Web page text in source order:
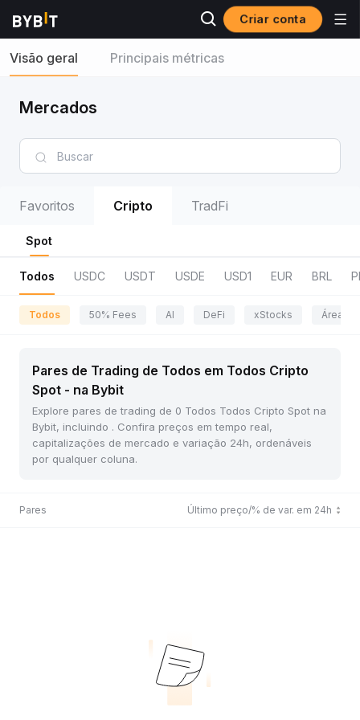
Criar conta
Visão geral Principais métricas
Mercados
Favoritos Cripto TradFi
Spot
Todos USDC USDT USDE USD1 EUR BRL
Todos 50% Fees AI DeFi xStocks Área da
Pares de Trading de Todos em Todos Cripto
Spot - na Bybit
Explore pares de trading de 0 Todos Todos Cripto Spot na
Bybit, incluindo . Confira preços em tempo real,
capitalizações de mercado e variação 24h, ordenáveis
por qualquer coluna.
Pares Último preço/% de var. em 24h